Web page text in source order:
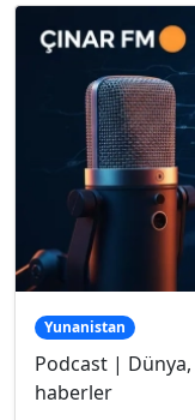
Yunanistan
Podcast | Dünya,
haberler